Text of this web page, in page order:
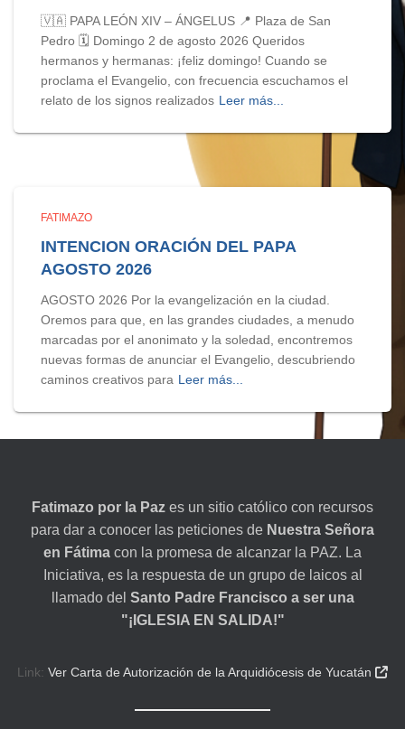
🇻🇦 PAPA LEÓN XIV – ÁNGELUS 📍 Plaza de San
Pedro 🗓️ Domingo 2 de agosto 2026 Queridos
hermanos y hermanas: ¡feliz domingo! Cuando se
proclama el Evangelio, con frecuencia escuchamos el
relato de los signos realizados Leer más...
FATIMAZO
INTENCION ORACIÓN DEL PAPA
AGOSTO 2026
AGOSTO 2026 Por la evangelización en la ciudad.
Oremos para que, en las grandes ciudades, a menudo
marcadas por el anonimato y la soledad, encontremos
nuevas formas de anunciar el Evangelio, descubriendo
caminos creativos para Leer más...
Fatimazo por la Paz es un sitio católico con recursos
para dar a conocer las peticiones de Nuestra Señora
en Fátima con la promesa de alcanzar la PAZ. La
Iniciativa, es la respuesta de un grupo de laicos al
llamado del Santo Padre Francisco a ser una
"¡IGLESIA EN SALIDA!"
Link: Ver Carta de Autorización de la Arquidiócesis de Yucatán 